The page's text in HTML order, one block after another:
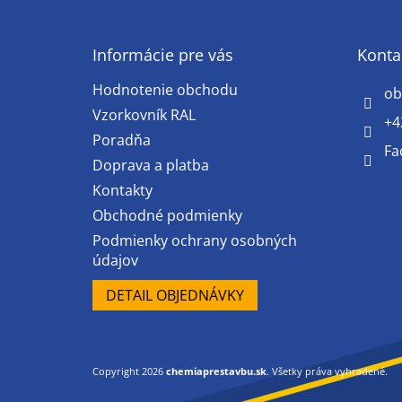
Informácie pre vás
Hodnotenie obchodu
Vzorkovník RAL
Poradňa
Doprava a platba
Kontakty
Obchodné podmienky
Podmienky ochrany osobných
údajov
DETAIL OBJEDNÁVKY
Copyright 2026 chemiaprestavbu.sk. Všetky práva vyhradené.